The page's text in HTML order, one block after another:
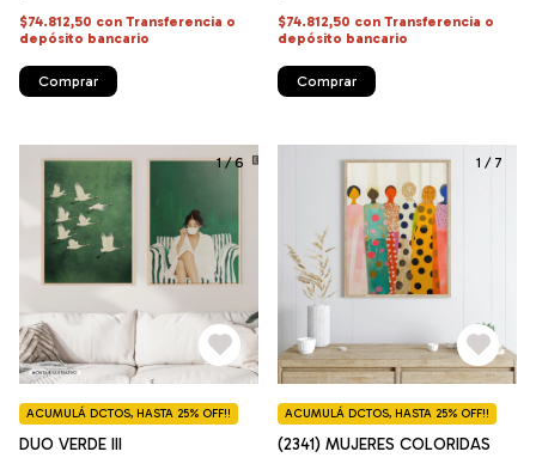
$74.812,50 con Transferencia o
depósito bancario
Comprar
$74.812,50 con Transferencia o
depósito bancario
Comprar
1/6
DUO VERDE III
ACUMULÁ DCTOS, HASTA 25% OFF!!
1 / 7
(2341) MUJERES COLORIDAS
ACUMULÁ DCTOS, HASTA 25% OFF!!